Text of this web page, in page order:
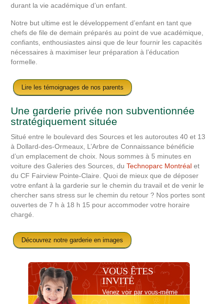
durant la vie académique d’un enfant.
Notre but ultime est le développement d’enfant en tant que
chefs de file de demain préparés au point de vue académique,
confiants, enthousiastes ainsi que de leur fournir les capacités
nécessaires à maximiser leur préparation à l’éducation
formelle.
Lire les témoignages de nos parents
Une garderie privée non subventionnée
stratégiquement située
Situé entre le boulevard des Sources et les autoroutes 40 et 13
à Dollard-des-Ormeaux, L’Arbre de Connaissance bénéficie
d’un emplacement de choix. Nous sommes à 5 minutes en
voiture des Galeries des Sources, duTechnoparc Montréal et
du CF Fairview Pointe-Claire. Quoi de mieux que de déposer
votre enfant à la garderie sur le chemin du travail et de venir le
chercher sans stress sur le chemin du retour ? Nos portes sont
ouvertes de 7 h à 18 h 15 pour accommoder votre horaire
chargé.
Découvrez notre garderie en images
VOUS ÊTES
INVITÉ
Venez voir par vous-même